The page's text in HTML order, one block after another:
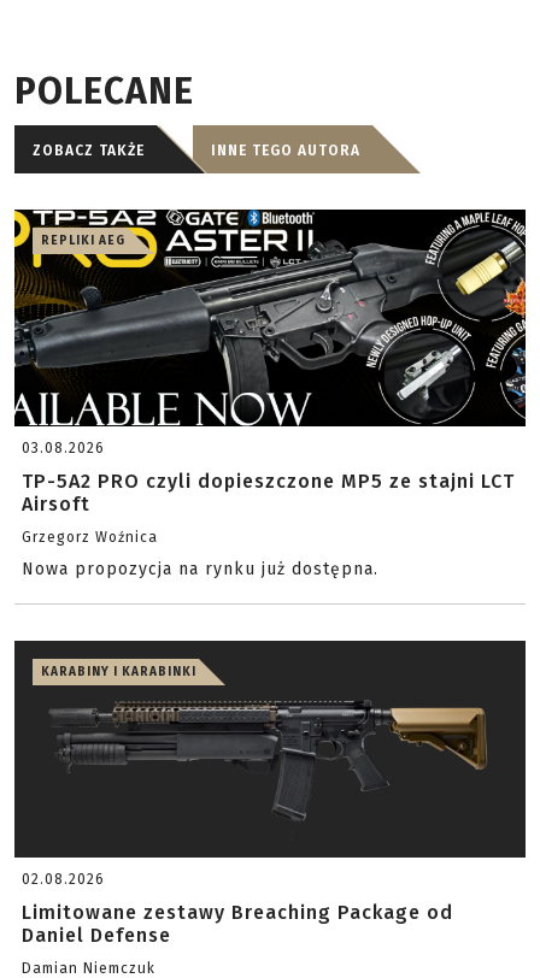
POLECANE
ZOBACZ TAKŻE INNE TEGO AUTORA
REPLIKI AEG
03.08.2026
TP-5A2 PRO czyli dopieszczone MP5 ze stajni LCT
Airsoft
Grzegorz Woźnica
Nowa propozycja na rynku już dostępna.
KARABINY I KARABINKI
02.08.2026
Limitowane zestawy Breaching Package od
Daniel Defense
Damian Niemczuk